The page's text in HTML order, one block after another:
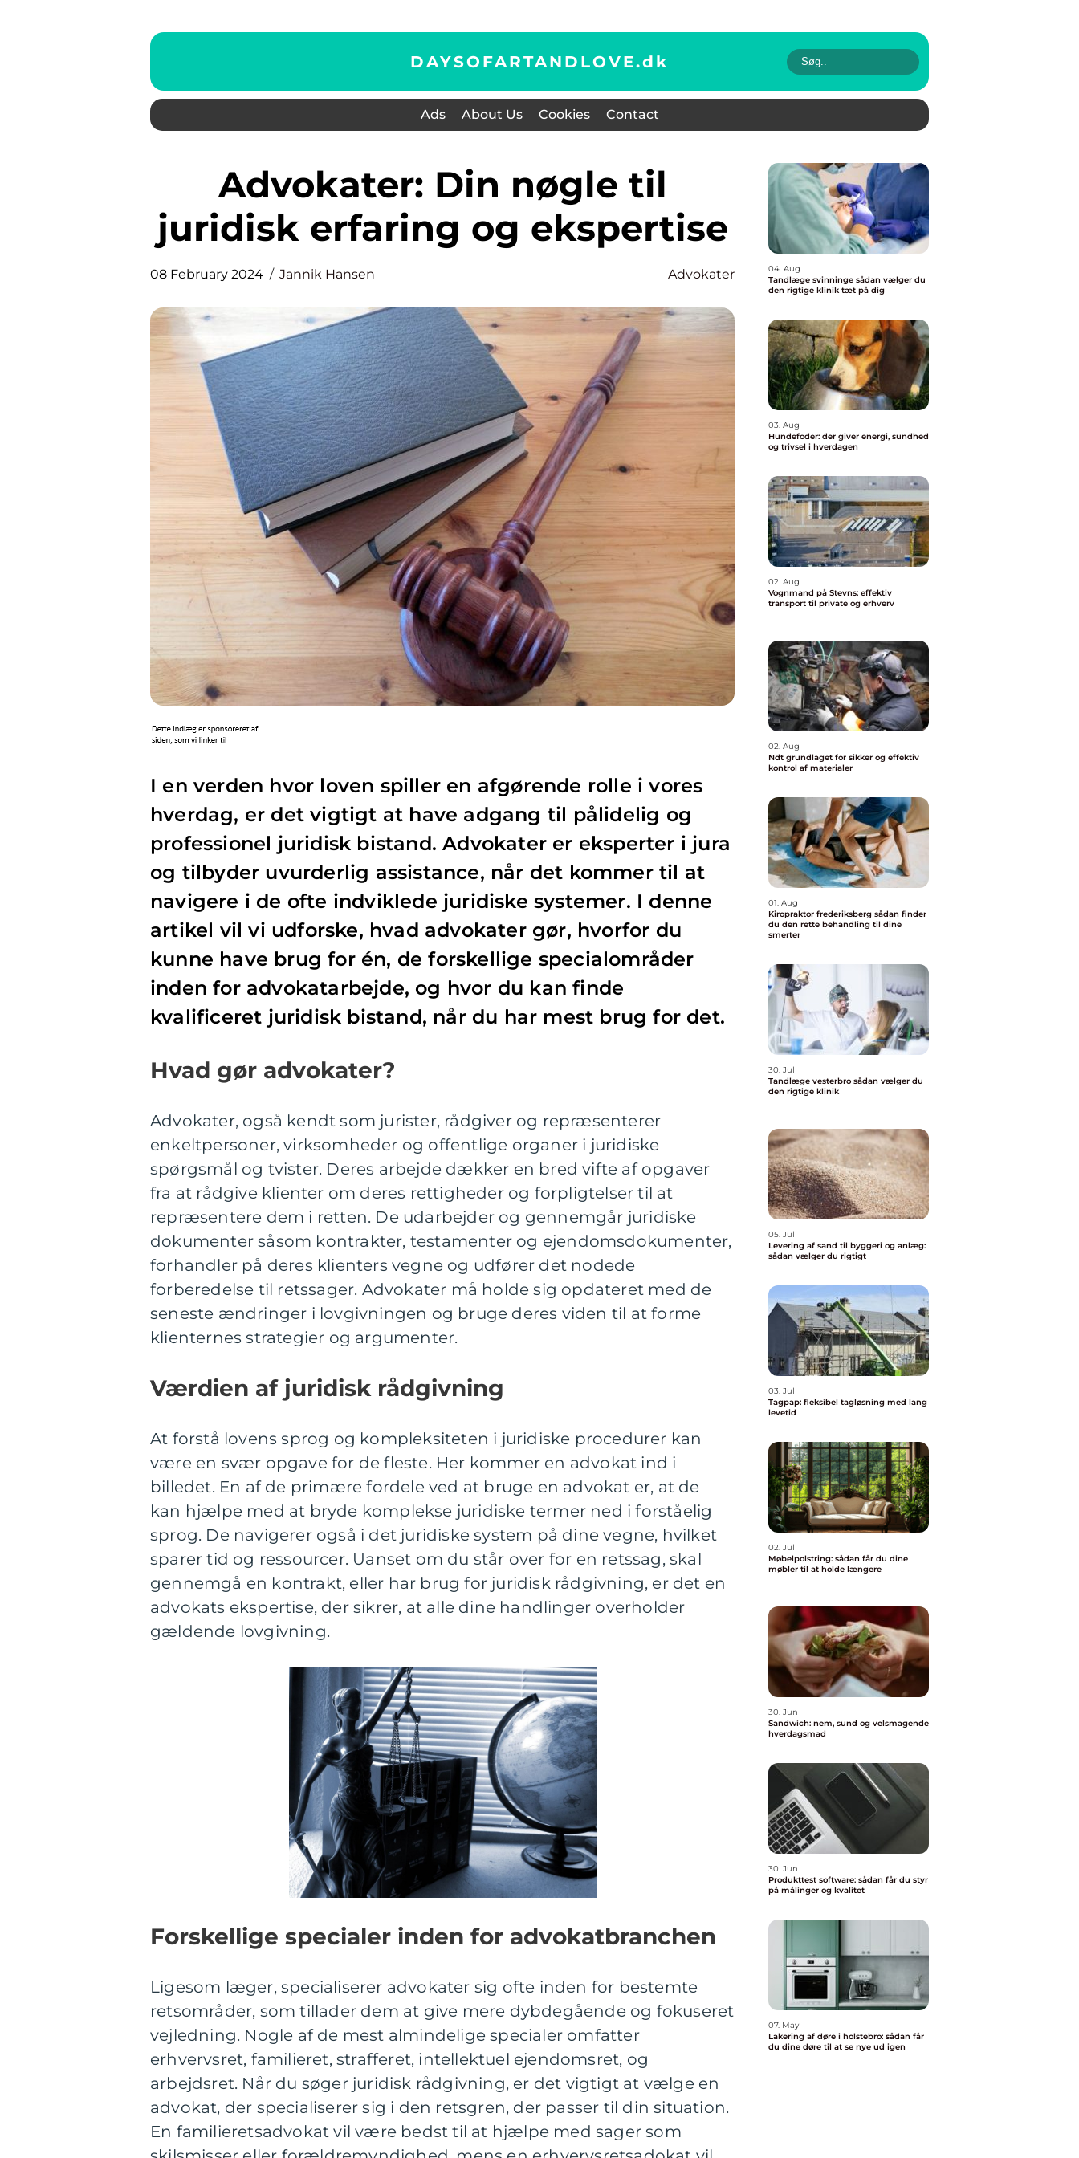
DAYSOFARTANDLOVE.dk
Ads About Us Cookies Contact
Advokater: Din nøgle til
juridisk erfaring og ekspertise
08 February 2024 Jannik Hansen Advokater
I en verden hvor loven spiller en afgørende rolle i vores
hverdag, er det vigtigt at have adgang til pålidelig og
professionel juridisk bistand. Advokater er eksperter i jura
og tilbyder uvurderlig assistance, når det kommer til at
navigere i de ofte indviklede juridiske systemer. I denne
artikel vil vi udforske, hvad advokater gør, hvorfor du
kunne have brug for én, de forskellige specialområder
inden for advokatarbejde, og hvor du kan finde
kvalificeret juridisk bistand, når du har mest brug for det.
Hvad gør advokater?
Advokater, også kendt som jurister, rådgiver og repræsenterer
enkeltpersoner, virksomheder og offentlige organer i juridiske
spørgsmål og tvister. Deres arbejde dækker en bred vifte af opgaver
fra at rådgive klienter om deres rettigheder og forpligtelser til at
repræsentere dem i retten. De udarbejder og gennemgår juridiske
dokumenter såsom kontrakter, testamenter og ejendomsdokumenter,
forhandler på deres klienters vegne og udfører det nodede
forberedelse til retssager. Advokater må holde sig opdateret med de
seneste ændringer i lovgivningen og bruge deres viden til at forme
klienternes strategier og argumenter.
Værdien af juridisk rådgivning
At forstå lovens sprog og kompleksiteten i juridiske procedurer kan
være en svær opgave for de fleste. Her kommer en advokat ind i
billedet. En af de primære fordele ved at bruge en advokat er, at de
kan hjælpe med at bryde komplekse juridiske termer ned i forståelig
sprog. De navigerer også i det juridiske system på dine vegne, hvilket
sparer tid og ressourcer. Uanset om du står over for en retssag, skal
gennemgå en kontrakt, eller har brug for juridisk rådgivning, er det en
advokats ekspertise, der sikrer, at alle dine handlinger overholder
gældende lovgivning.
Forskellige specialer inden for advokatbranchen
Ligesom læger, specialiserer advokater sig ofte inden for bestemte
retsområder, som tillader dem at give mere dybdegående og fokuseret
vejledning. Nogle af de mest almindelige specialer omfatter
erhvervsret, familieret, strafferet, intellektuel ejendomsret, og
arbejdsret. Når du søger juridisk rådgivning, er det vigtigt at vælge en
advokat, der specialiserer sig i den retsgren, der passer til din situation.
En familieretsadvokat vil være bedst til at hjælpe med sager som
04. Aug
Tandlæge svinninge sådan vælger du
den rigtige klinik tæt på dig
03. Aug
Hundefoder: der giver energi, sundhed
og trivsel i hverdagen
02. Aug
Vognmand på Stevns: effektiv
transport til private og erhverv
02. Aug
Ndt grundlaget for sikker og effektiv
kontrol af materialer
01. Aug
Kiropraktor frederiksberg sådan finder
du den rette behandling til dine
smerter
30. Jul
Tandlæge vesterbro sådan vælger du
den rigtige klinik
05. Jul
Levering af sand til byggeri og anlæg:
sådan vælger du rigtigt
03. Jul
Tagpap: fleksibel tagløsning med lang
levetid
02. Jul
Møbelpolstring: sådan får du dine
møbler til at holde længere
30. Jun
Sandwich: nem, sund og velsmagende
hverdagsmad
30. Jun
Produkttest software: sådan får du styr
på målinger og kvalitet
07. May
Lakering af døre i holstebro: sådan får
du dine døre til at se nye ud igen